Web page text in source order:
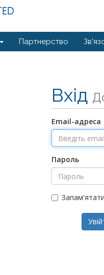
Партнерство
Вхід
Email-адреса
Пароль